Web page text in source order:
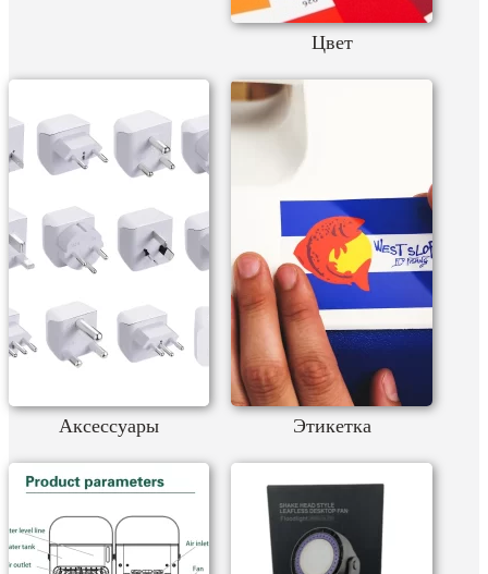
Цвет
Аксессуары Этикетка